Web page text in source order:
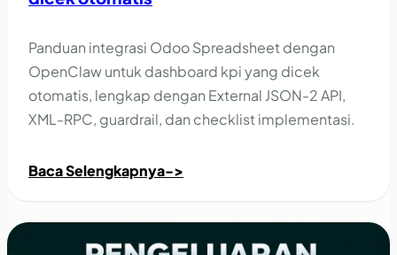
Panduan integrasi Odoo Spreadsheet dengan
OpenClaw untuk dashboard kpi yang dicek
otomatis, lengkap dengan External JSON-2 API,
XML-RPC, guardrail, dan checklist implementasi.
Baca Selengkapnya->